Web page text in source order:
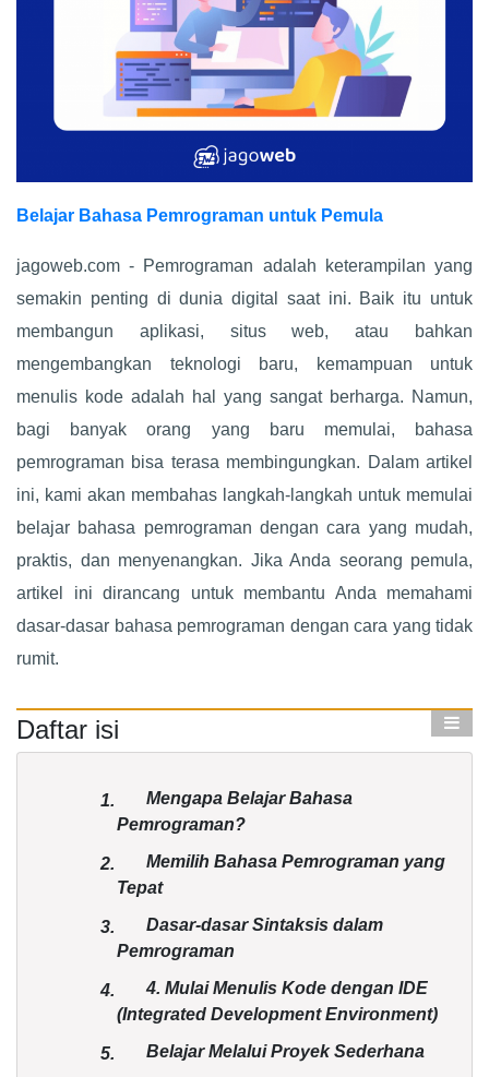
Belajar Bahasa Pemrograman untuk Pemula
jagoweb.com - Pemrograman adalah keterampilan yang
semakin penting di dunia digital saat ini. Baik itu untuk
membangun aplikasi, situs web, atau bahkan
mengembangkan teknologi baru, kemampuan untuk
menulis kode adalah hal yang sangat berharga. Namun,
bagi banyak orang yang baru memulai, bahasa
pemrograman bisa terasa membingungkan. Dalam artikel
ini, kami akan membahas langkah-langkah untuk memulai
belajar bahasa pemrograman dengan cara yang mudah,
praktis, dan menyenangkan. Jika Anda seorang pemula,
artikel ini dirancang untuk membantu Anda memahami
dasar-dasar bahasa pemrograman dengan cara yang tidak
rumit.
Daftar isi
1.
Mengapa Belajar Bahasa
Pemrograman?
2.
Memilih Bahasa Pemrograman yang
Tepat
3.
Dasar-dasar Sintaksis dalam
Pemrograman
4.
4. Mulai Menulis Kode dengan IDE
(Integrated Development Environment)
5. Belajar Melalui Proyek Sederhana